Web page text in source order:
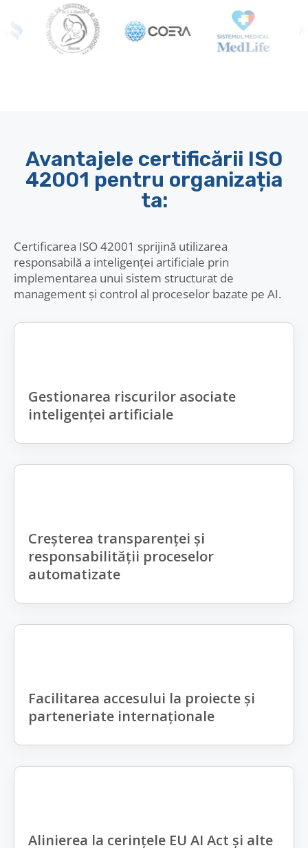
Avantajele certificării ISO
42001 pentru organizația
ta:
Certificarea ISO 42001 sprijină utilizarea
responsabilă a inteligenței artificiale prin
implementarea unui sistem structurat de
management și control al proceselor bazate pe AI.
Gestionarea riscurilor asociate
inteligenței artificiale
Creșterea transparenței și
responsabilității proceselor
automatizate
Facilitarea accesului la proiecte și
parteneriate internaționale
Alinierea la cerințele EU AI Act și alte